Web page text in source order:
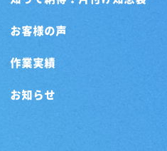
お客様の声
作業実績
お知らせ